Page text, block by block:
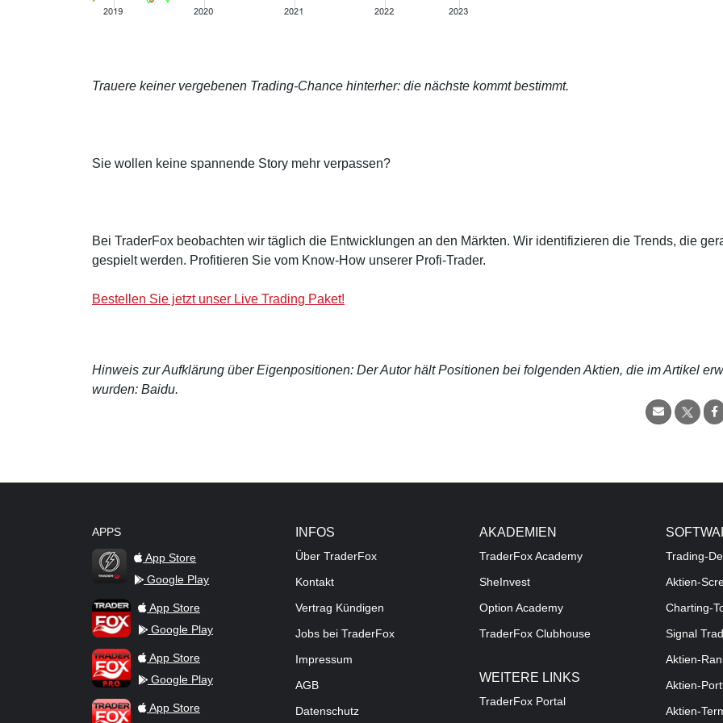
Trauere keiner vergebenen Trading-Chance hinterher: die nächste kommt bestimmt.
Sie wollen keine spannende Story mehr verpassen?
Bei TraderFox beobachten wir täglich die Entwicklungen an den Märkten. Wir identifizieren die Trends, die
gespielt werden. Profitieren Sie vom Know-How unserer Profi-Trader.
Bestellen Sie jetzt unser Live Trading Paket!
Hinweis zur Aufklärung über Eigenpositionen: Der Autor hält Positionen bei folgenden Aktien, die im Artikel
wurden: Baidu.
APPS
TraderFox Flash
App Store
Google Play
TraderFox AppApp Store
Google Play
TraderFox ProApp Store
Google Play
TraderFox dpa-AFX ProFeed
App Store
INFOS
Über TraderFox
Kontakt
Vertrag Kündigen
Jobs bei TraderFox
Impressum
AGB
Datenschutz
AKADEMIEN
TraderFox Academy
SheInvest
Option Academy
TraderFox Clubhouse
WEITERE LINKS
TraderFox Portal
Trading-
Aktien-
Charting-
Signal
Aktien-
Aktien-
Aktien-